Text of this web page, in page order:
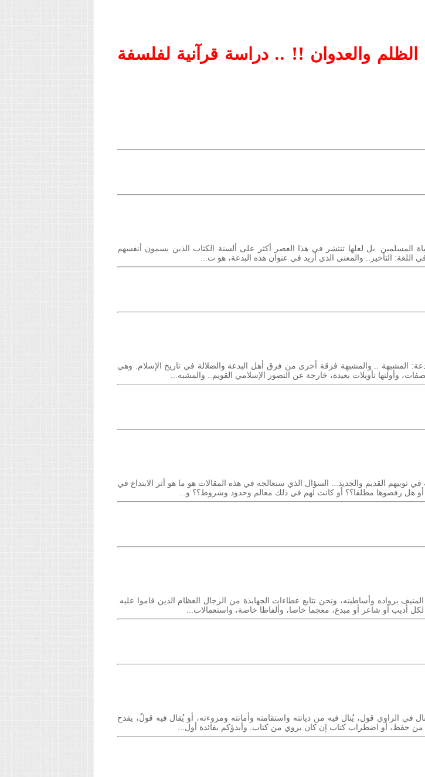
الظلم والعدوان !! .. دراسة قرآنية لفلسفة
حياة المسلمين. بل لعلها تنتشر في هذا العصر أكثر على ألسنة الكتاب الذين يسمون أنفسهم
التأخير.. والمعنى الذي أريد في عنوان هذه البدعة، هو ت...
في الدين في الجرح والتعديل... 2- من فرق المبتدعة: المشبهة .. والمشبهة فرقة أخرى من فرق أهل البدعة والضلالة في تاريخ الإسلام. وهي
وأولتها تأويلات بعيدة، خارجة عن التصور الإسلامي القويم.. والمشبه...
ثوبيهم القديم والجديد... السؤال الذي سنعالجه في هذه المقالات هو ما هو أثر الابتداع في
أو هل رفضوها مطلقا؟؟ أو كانت لهم في ذلك معالم وحدود وشروط؟؟ و...
برواده وأساطينه، ونحن نتابع عطاءات الجهابذة من الرجال العظام الذين قاموا عليه.
أديب أو شاعر أو مبدع، معجما خاصا، وألفاظا خاصة، واستعمالات...
في الراوي قول، يُنال فيه من ديانته واستقامته وأمانته ومروءته، أو يُقال فيه قولٌ، يقدح
حفظ، أو اضطراب كتاب إن كان يروي من كتاب. وأبدؤكم بفائدة أول...